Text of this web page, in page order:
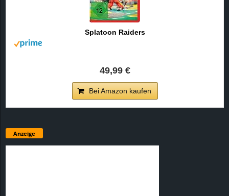
Splatoon Raiders
49,99 €
Bei Amazon kaufen
Anzeige